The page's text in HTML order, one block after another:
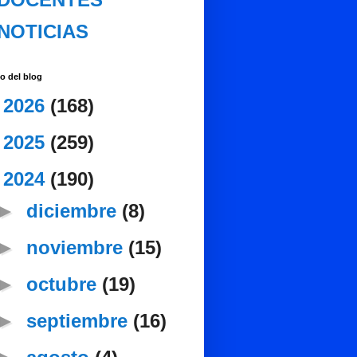
del blog
2026 (168)
2025 (259)
2024 (190)
► diciembre (8)
► noviembre (15)
► octubre (19)
► septiembre (16)